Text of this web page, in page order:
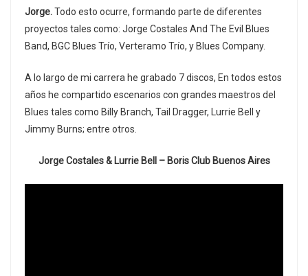
Jorge.Todo esto ocurre, formando parte de diferentes
proyectos tales como: Jorge Costales And The Evil Blues
Band, BGC Blues Trío, Verteramo Trío, y Blues Company.
A lo largo de mi carrera he grabado 7 discos, En todos estos
años he compartido escenarios con grandes maestros del
Blues tales como Billy Branch, Tail Dragger, Lurrie Bell y
Jimmy Burns; entre otros.
Jorge Costales & Lurrie Bell – Boris Club Buenos Aires